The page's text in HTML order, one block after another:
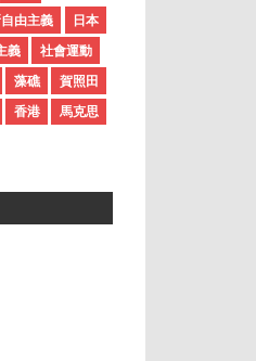
由主義
日本
義
社會運動
藻礁
賀照田
香港
馬克思